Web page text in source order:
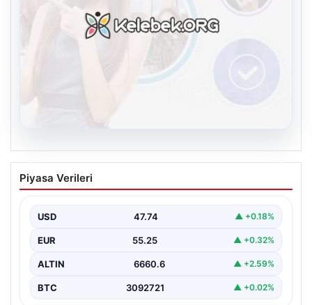
Kelebek.Org İle Dijital İletişimin Seviyeli
Adresi Ve Chat Deneyimi
kurması ciddi bir önem taşımaktadır. Halen birçok…
Piyasa Verileri
USD 47.74 ▲ +0.18%
EUR 55.25 ▲ +0.32%
ALTIN 6660.6 ▲ +2.59%
BTC 3092721 ▲ +0.02%